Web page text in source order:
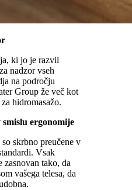
ki jo je razvil
nadzor vseh
na področju
Group že več kot
hidromasažo.
smislu ergonomije
skrbno preučene v
Vsak
zasnovan tako, da
vašega telesa, da